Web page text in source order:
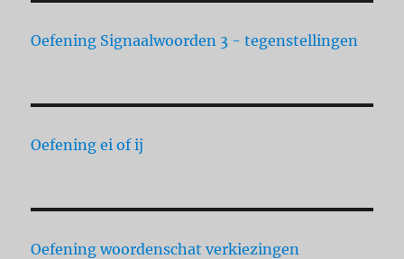
Oefening Signaalwoorden 3 - tegenstellingen
Oefening ei of ij
Oefening woordenschat verkiezingen